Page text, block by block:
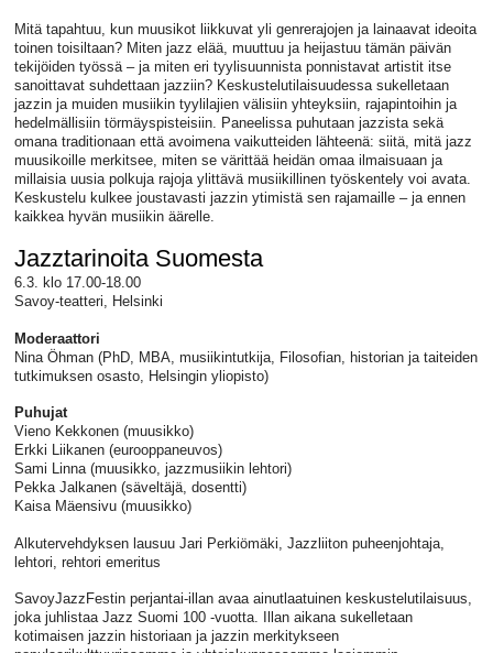
Mitä tapahtuu, kun muusikot liikkuvat yli genre­rajojen ja lainaavat ideoita
toinen toisiltaan? Miten jazz elää, muuttuu ja heijastuu tämän päivän
tekijöiden työssä – ja miten eri tyylisuunnista ponnistavat artistit itse
sanoittavat suhdettaan jazziin? Keskustelutilaisuudessa sukelletaan
jazzin ja muiden musiikin tyylilajien välisiin yhteyksiin, rajapintoihin ja
hedelmällisiin törmäyspisteisiin. Paneelissa puhutaan jazzista sekä
omana traditionaan että avoimena vaikutteiden lähteenä: siitä, mitä jazz
muusikoille merkitsee, miten se värittää heidän omaa ilmaisuaan ja
millaisia uusia polkuja rajoja ylittävä musiikillinen työskentely voi avata.
Keskustelu kulkee joustavasti jazzin ytimistä sen rajamaille – ja ennen
kaikkea hyvän musiikin äärelle.
Jazztarinoita Suomesta
6.3. klo 17.00-18.00
Savoy-teatteri, Helsinki
Moderaattori
Nina Öhman (PhD, MBA, musiikintutkija, Filosofian, historian ja taiteiden
tutkimuksen osasto, Helsingin yliopisto)
Puhujat
Vieno Kekkonen (muusikko)
Erkki Liikanen (eurooppaneuvos)
Sami Linna (muusikko, jazzmusiikin lehtori)
Pekka Jalkanen (säveltäjä, dosentti)
Kaisa Mäensivu (muusikko)
Alkutervehdyksen lausuu Jari Perkiömäki, Jazzliiton puheenjohtaja,
lehtori, rehtori emeritus
SavoyJazzFestin perjantai-illan avaa ainutlaatuinen keskustelutilaisuus,
joka juhlistaa Jazz Suomi 100 -vuotta. Illan aikana sukelletaan
kotimaisen jazzin historiaan ja jazzin merkitykseen